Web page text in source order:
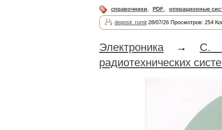
справочники PDF операционные
deposit_rumit 28/07/26 Просмотров: 254
Электроника→ С.
радиотехнических